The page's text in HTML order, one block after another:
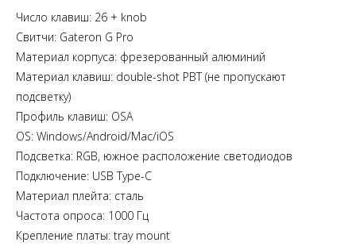
Число клавиш: 26 + knob
Свитчи: Gateron G Pro
Материал корпуса: фрезерованный алюминий
Материал клавиш: double-shot PBT (не пропускают
подсветку)
Профиль клавиш: OSA
OS: Windows/Android/Mac/iOS
Подсветка: RGB, южное расположение светодиодов
Подключение: USB Type-C
Материал плейта: сталь
Частота опроса: 1000 Гц
Крепление платы: tray mount